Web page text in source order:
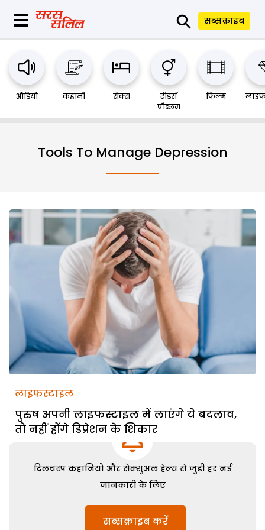
⚲ सब्सक्राइब
ऑडियो कहानी सेक्स
रीडर्स
प्रौब्लम
फिल्म
Tools To Manage Depression
लाइफस्टाइल
पुरुष अपनी लाइफस्टाइल में लाएंगे ये बदलाव,
तो नहीं होंगे डिप्रेशन के शिकार
दिलचस्प कहानियों और सेक्शुअल हेल्थ से जुड़ी हर नई
जानकारी के लिए
सब्सक्राइब करें